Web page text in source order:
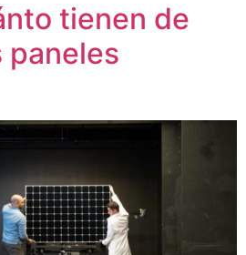
tienen de
paneles